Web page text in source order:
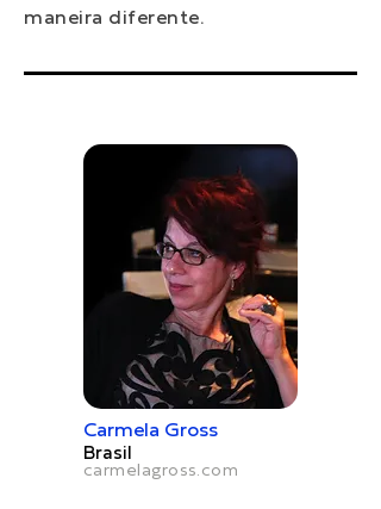
maneira diferente.
Carmela Gross
Brasil
carmelagross.com